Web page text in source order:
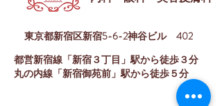
東京都新宿区新宿5-6-2神谷ビル 402
都営新宿線「新宿３丁目」駅から徒歩３分
丸の内線「新宿御苑前」駅から徒歩５分